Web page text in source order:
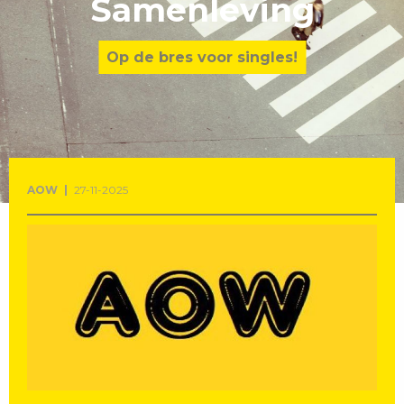
Samenleving
Op de bres voor singles!
AOW 27-11-2025